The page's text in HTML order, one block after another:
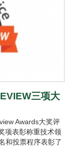
三项大
Awards大奖评
项表彰称重技术领
和投票程序表彰了